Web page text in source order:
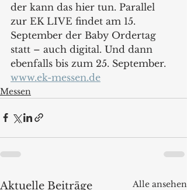
der kann das hier tun. Parallel
zur EK LIVE findet am 15.
September der Baby Ordertag
statt – auch digital. Und dann
ebenfalls bis zum 25. September.
www.ek-messen.de
Messen
Aktuelle Beiträge Alle ansehen